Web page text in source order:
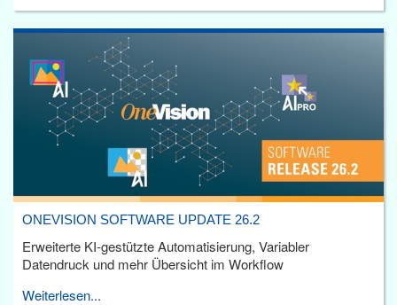
ONEVISION SOFTWARE UPDATE 26.2
Erweiterte KI-gestützte Automatisierung, Variabler
Datendruck und mehr Übersicht im Workflow
Weiterlesen...